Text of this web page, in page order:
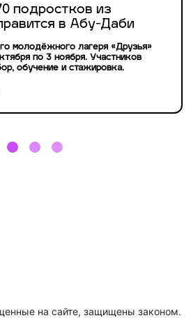
подростков из
в Абу-Даби
молодёжного лагеря «Друзья»
по 3 ноября. Участников
обучение и стажировка.
на сайте, защищены законом.